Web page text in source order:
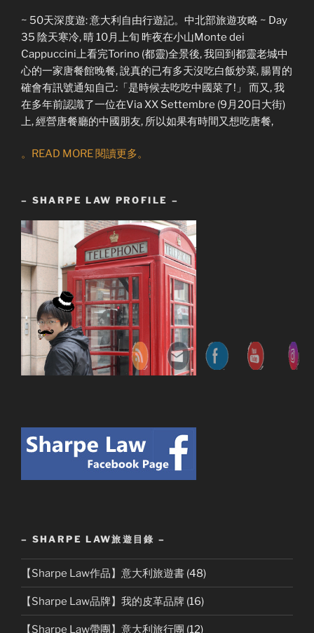
~ 50天深度遊: 意大利自由行遊記。中北部旅遊攻略 ~ Day
35 陰天寒冷, 晴 10月上旬 昨夜在小山Monte dei
Cappuccini上看完Torino (都靈)全景後, 我回到都靈老城中
心的一家唐餐館晚餐, 說真的已有多天沒吃白飯炒菜, 腸胃的
確會有訊號通知自己:「是時候去吃吃中國菜了!」 而又, 我
在多年前認識了一位在Via XX Settembre (9月20日大街)
上, 經營唐餐廳的中國朋友, 所以如果有時間又想吃唐餐,
。READ MORE 閱讀更多。
– SHARPE LAW PROFILE –
– SHARPE LAW旅遊目錄 –
【Sharpe Law作品】意大利旅遊書 (48)
【Sharpe Law品牌】我的皮革品牌 (16)
【Sharpe Law帶團】意大利旅行團 (12)